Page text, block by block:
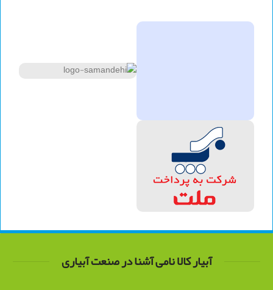
آبیار کالا نامی آشنا در صنعت آبیاری